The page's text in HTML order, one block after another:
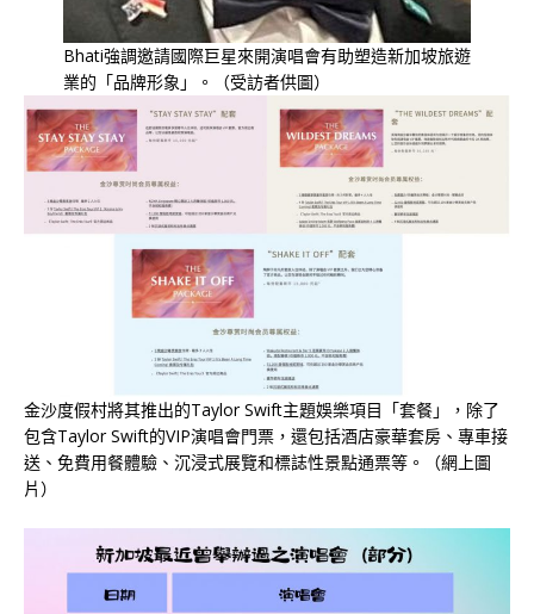
Bhati強調邀請國際巨星來開演唱會有助塑造新加坡旅遊
業的「品牌形象」。（受訪者供圖）
金沙度假村將其推出的Taylor Swift主題娛樂項目「套餐」，除了
包含Taylor Swift的VIP演唱會門票，還包括酒店豪華套房、專車接
送、免費用餐體驗、沉浸式展覽和標誌性景點通票等。（網上圖
片）